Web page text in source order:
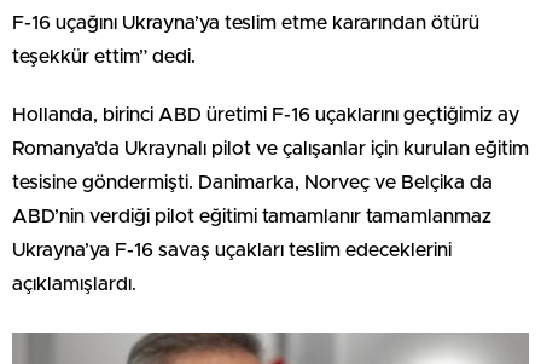
F-16 uçağını Ukrayna’ya teslim etme kararından ötürü
teşekkür ettim” dedi.
Hollanda, birinci ABD üretimi F-16 uçaklarını geçtiğimiz ay
Romanya’da Ukraynalı pilot ve çalışanlar için kurulan eğitim
tesisine göndermişti. Danimarka, Norveç ve Belçika da
ABD’nin verdiği pilot eğitimi tamamlanır tamamlanmaz
Ukrayna’ya F-16 savaş uçakları teslim edeceklerini
açıklamışlardı.